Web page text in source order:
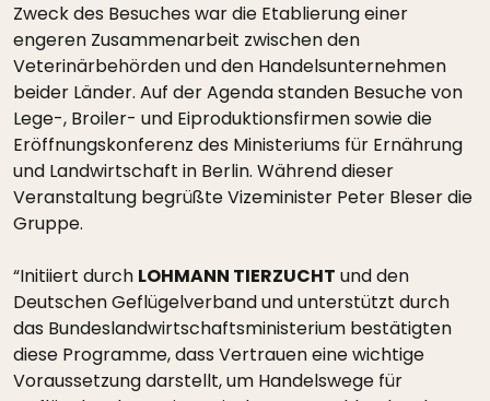
Zweck des Besuches war die Etablierung einer
engeren Zusammenarbeit zwischen den
Veterinärbehörden und den Handelsunternehmen
beider Länder. Auf der Agenda standen Besuche von
Lege-, Broiler- und Eiproduktionsfirmen sowie die
Eröffnungskonferenz des Ministeriums für Ernährung
und Landwirtschaft in Berlin. Während dieser
Veranstaltung begrüßte Vizeminister Peter Bleser die
Gruppe.
“Initiiert durch LOHMANN TIERZUCHT und den
Deutschen Geflügelverband und unterstützt durch
das Bundeslandwirtschaftsministerium bestätigten
diese Programme, dass Vertrauen eine wichtige
Voraussetzung darstellt, um Handelswege für